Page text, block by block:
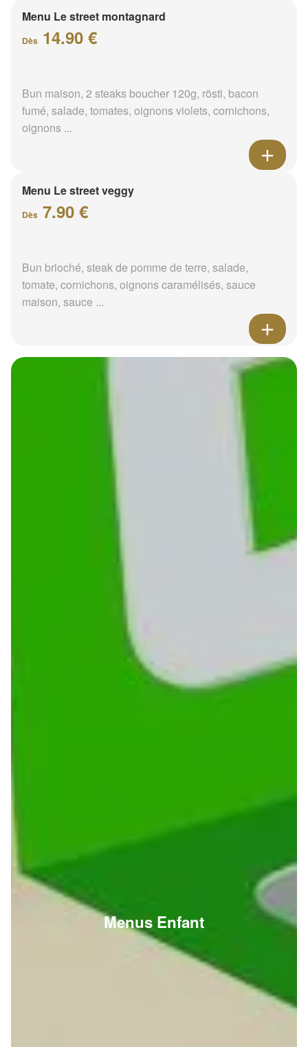
Menu Le street montagnard
Dès 14.90 €
Bun maison, 2 steaks boucher 120g, rösti, bacon
fumé, salade, tomates, oignons violets, cornichons,
oignons ...
Menu Le street veggy
Dès 7.90 €
Bun brioché, steak de pomme de terre, salade,
tomate, cornichons, oignons caramélisés, sauce
maison, sauce ...
Menus Enfant